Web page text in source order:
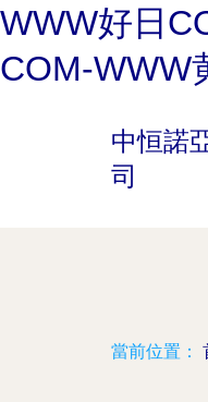
WWW好日
COM-WWW
中恒諾
司
當前位置：